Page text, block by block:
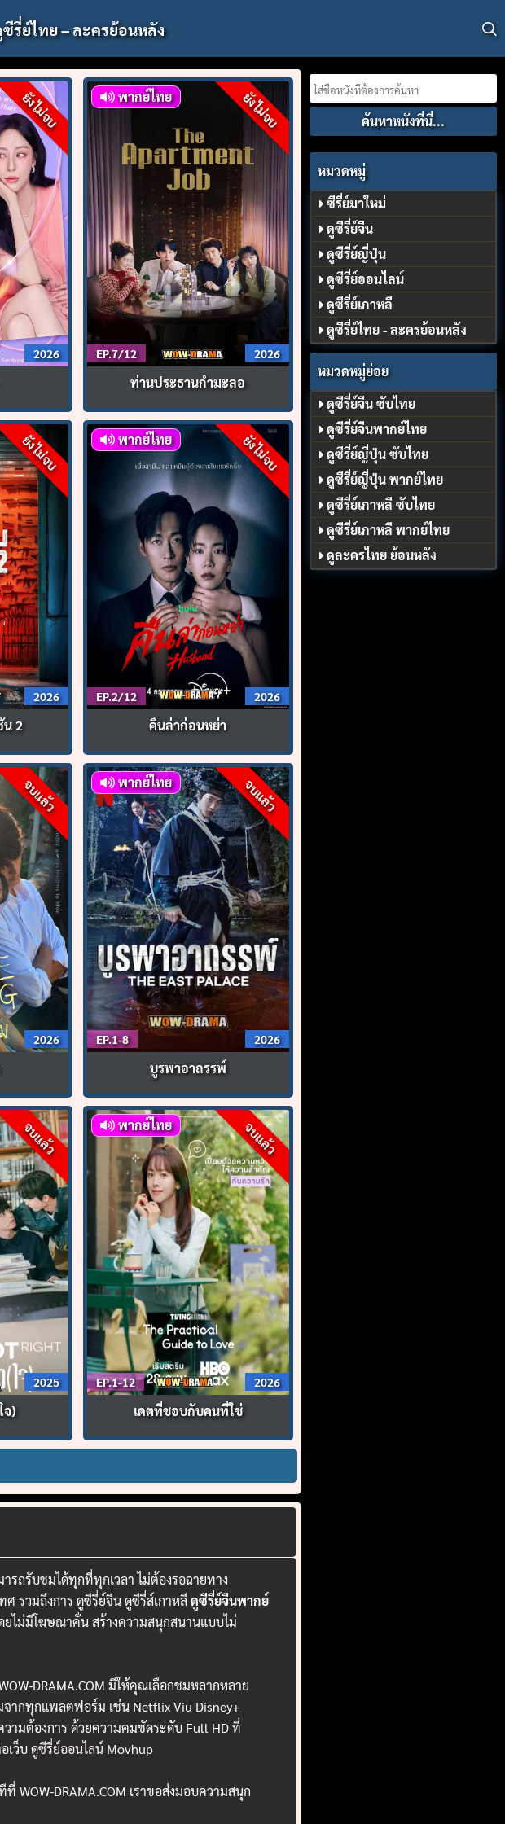
รี่ย์ไทย – ละครย้อนหลัง
ยังไม่จบ
2026
ยังไม่จบ
พากย์ไทย
EP.7/12 2026
ท่านประธานกำมะลอ
ยังไม่จบ
2026
2
ยังไม่จบ
พากย์ไทย
EP.2/12 2026
คืนล่าก่อนหย่า
จบแล้ว
2026
จบแล้ว
พากย์ไทย
EP.1-8 2026
บูรพาอาถรรพ์
จบแล้ว
2025
จ)
จบแล้ว
พากย์ไทย
EP.1-12 2026
เดตที่ชอบกับคนที่ใช่
ถรับชมได้ทุกที่ทุกเวลา ไม่ต้องรอฉายทาง
ศ รวมถึงการ ดูซีรี่ย์จีน ดูซีรี่ส์เกาหลีดูซีรี่ย์จีนพากย์
ไม่มีโฆษณาคั่น สร้างความสนุกสนานแบบไม่
DRAMA.COM มีให้คุณเลือกชมหลากหลาย
ากทุกแพลตฟอร์ม เช่น Netflix Viu Disney+
ามต้องการ ด้วยความคมชัดระดับ Full HD ที่
เว็บดูซีรี่ย์ออนไลน์ Movhup
WOW-DRAMA.COM เราขอส่งมอบความสนุก
Search
for:
หมวดหมู่
ซีรี่ย์มาใหม่
ดูซีรี่ย์จีน
ดูซีรี่ย์ญี่ปุ่น
ดูซีรี่ย์ออนไลน์
ดูซีรี่ย์เกาหลี
ดูซีรี่ย์ไทย - ละครย้อนหลัง
หมวดหมู่ย่อย
ดูซีรี่ย์จีน ซับไทย
ดูซีรี่ย์จีนพากย์ไทย
ดูซีรี่ย์ญี่ปุ่น ซับไทย
ดูซีรี่ย์ญี่ปุ่น พากย์ไทย
ดูซีรี่ย์เกาหลี ซับไทย
ดูซีรี่ย์เกาหลี พากย์ไทย
ดูละครไทย ย้อนหลัง